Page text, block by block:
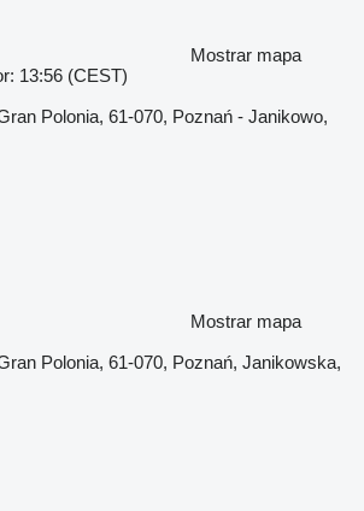
Mostrar mapa
13:56 (CEST)
Polonia, 61-070, Poznań - Janikowo,
Mostrar mapa
Polonia, 61-070, Poznań, Janikowska,